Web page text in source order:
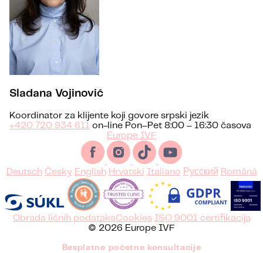
Sladana Vojinović
Koordinator za klijente koji govore srpski jezik
+420 720 934 611 on-line Pon–Pet 8:00 – 16:30 časova
Europe IVF
Deutsch Česky English Hrvatski Italiano Русский Română
Obrada ličnih podatakaCookies ISO 9001 certifikacija
© 2026 Europe IVF
Besplatne početne konsultacije